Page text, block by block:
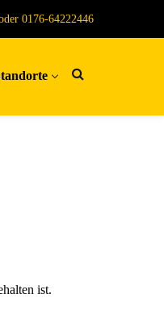
0176-64222446
ist.